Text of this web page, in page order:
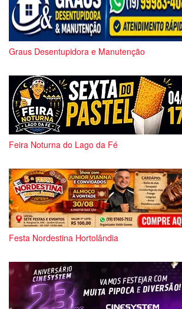
Graus Desentupidora e Manutenção
Feira Noturna do Lago da Fé
Festa Nordestina Hortolândia